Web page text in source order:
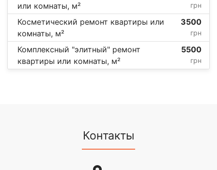
или комнаты, м²
грн
Косметический ремонт квартиры или
комнаты, м²
3500
грн
Комплексный "элитный" ремонт
квартиры или комнаты, м²
5500
грн
Контакты